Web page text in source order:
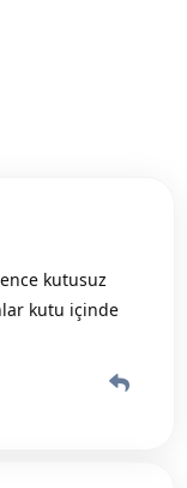
kutusuz
kutu içinde